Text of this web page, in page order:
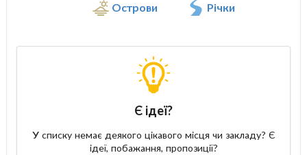
Острови Річки
Є ідеї?
У списку немає деякого цікавого місця чи закладу? Є
ідеї, побажання, пропозиції?